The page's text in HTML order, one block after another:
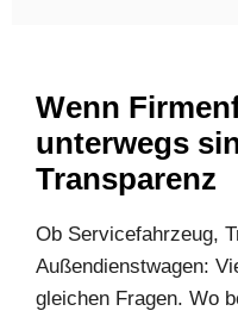
Wenn
unterwegs
Transparenz
Ob Servicefahrzeug,
Außendienstwagen:
gleichen Fragen. Wo